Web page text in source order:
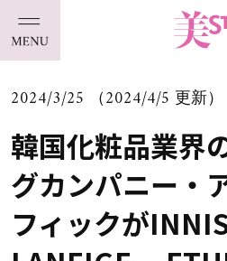
2024/3/25 （2024/4/5 更新）
韓国化粧品業界
グカンパニー・
フィックが